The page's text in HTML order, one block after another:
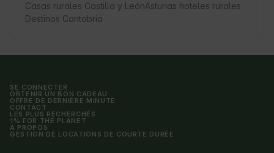
Casas rurales Castilla y LeónAsturias hoteles rurales
Destinos Cantabria
SE CONNECTER
OBTENIR UN BON CADEAU
OFFRE DE DERNIÈRE MINUTE
CONTACT
LES PLUS RECHERCHÉS
1% FOR THE PLANET
À PROPOS
GESTION DE LOCATIONS DE COURTE DURÉE